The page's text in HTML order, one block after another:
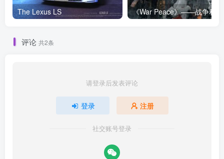
The Lexus LS 《War Peace》——战争和平
评论 共2条
请登录后发表评论
登录 注册
社交账号登录